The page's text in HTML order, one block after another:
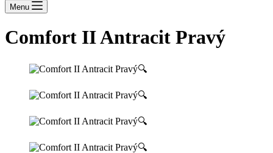
Menu
Comfort II Antracit Pravý
🔍
🔍
🔍
🔍